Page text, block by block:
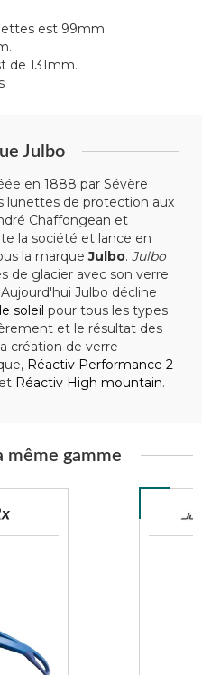
est 99mm.
de 131mm.
Julbo
en 1888 par Sévère
lunettes de protection aux
Chaffongean et
la société et lance en
la marqueJulbo. Julbo
de glacier avec son verre
Aujourd'hui Julbo décline
soleil pour tous les types
et le résultat des
création de verre
Réactiv Performance 2-
et Réactiv High mountain.
même gamme